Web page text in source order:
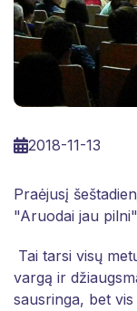
2018-11-13
Praėjusį
"Aruodai jau
Tai tarsi visų
vargą ir
sausringa, bet